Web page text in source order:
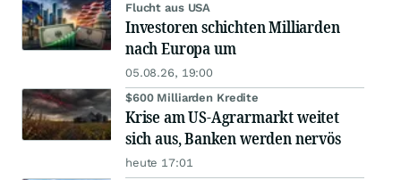
Flucht aus USA
Investoren schichten Milliarden
nach Europa um
05.08.26, 19:00
$600 Milliarden Kredite
Krise am US-Agrarmarkt weitet
sich aus, Banken werden nervös
heute 17:01